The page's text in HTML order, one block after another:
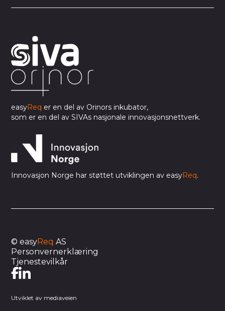
easyReq er en del av Orinors inkubator,
som er en del av SIVAs nasjonale innovasjonsnettverk.
Innovasjon Norge har støttet utviklingen av easyReq.
© easyReq AS
Personvernerklæring
Tjenestevilkår
Utviklet av mediaveien